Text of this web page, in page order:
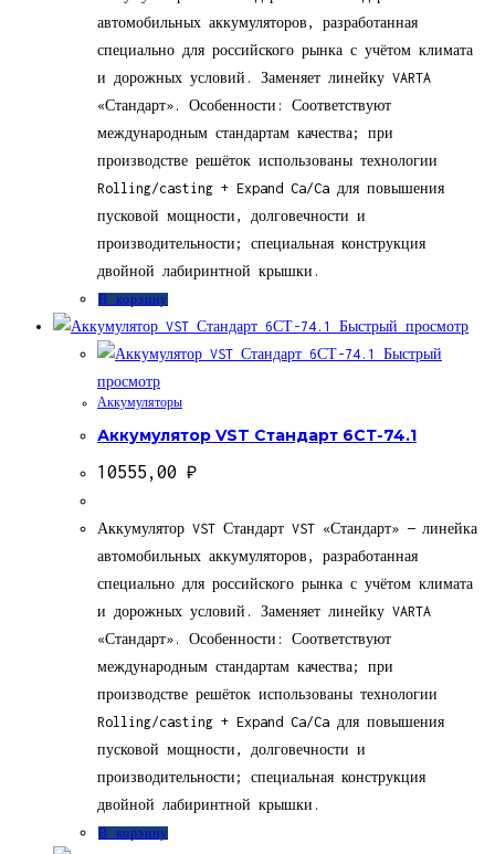
автомобильных аккумуляторов, разработанная
специально для российского рынка с учётом климата
и дорожных условий. Заменяет линейку VARTA
«Стандарт». Особенности: Соответствуют
международным стандартам качества; при
производстве решёток использованы технологии
Rolling/casting + Expand Ca/Ca для повышения
пусковой мощности, долговечности и
производительности; специальная конструкция
двойной лабиринтной крышки.
В корзину
Быстрый просмотр
Быстрый
просмотр
Аккумуляторы
Аккумулятор VST Стандарт 6СТ-74.1
10555,00 ₽
Аккумулятор VST Стандарт VST «Стандарт» — линейка
автомобильных аккумуляторов, разработанная
специально для российского рынка с учётом климата
и дорожных условий. Заменяет линейку VARTA
«Стандарт». Особенности: Соответствуют
международным стандартам качества; при
производстве решёток использованы технологии
Rolling/casting + Expand Ca/Ca для повышения
пусковой мощности, долговечности и
производительности; специальная конструкция
двойной лабиринтной крышки.
В корзину